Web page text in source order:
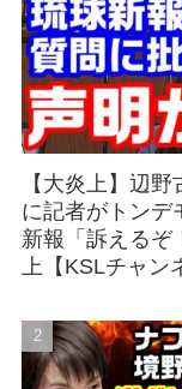
【大炎上】辺
に記者がトン
新報「訴えるぞ
上【KSLチャン